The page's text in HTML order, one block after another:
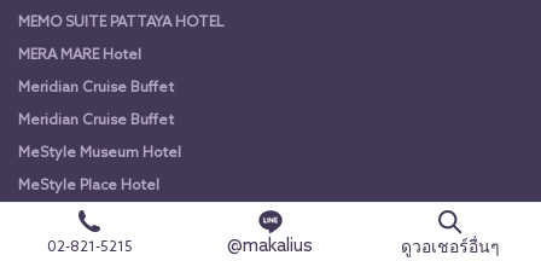
MEMO SUITE PATTAYA HOTEL
MERA MARE Hotel
Meridian Cruise Buffet
Meridian Cruise Buffet
MeStyle Museum Hotel
MeStyle Place Hotel
Mida De Sea Hua Hin
MIDA Grande Hotel Dhavaravati Nakhon Pathom
02-821-5215 @makalius ดูวอเชอร์อื่นๆ